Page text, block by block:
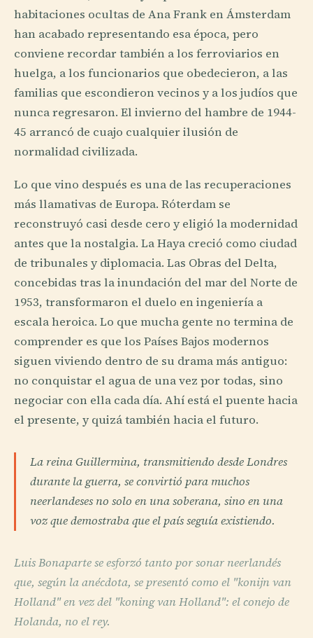
habitaciones ocultas de Ana Frank en Ámsterdam
han acabado representando esa época, pero
conviene recordar también a los ferroviarios en
huelga, a los funcionarios que obedecieron, a las
familias que escondieron vecinos y a los judíos que
nunca regresaron. El invierno del hambre de 1944-
45 arrancó de cuajo cualquier ilusión de
normalidad civilizada.
Lo que vino después es una de las recuperaciones
más llamativas de Europa. Róterdam se
reconstruyó casi desde cero y eligió la modernidad
antes que la nostalgia. La Haya creció como ciudad
de tribunales y diplomacia. Las Obras del Delta,
concebidas tras la inundación del mar del Norte de
1953, transformaron el duelo en ingeniería a
escala heroica. Lo que mucha gente no termina de
comprender es que los Países Bajos modernos
siguen viviendo dentro de su drama más antiguo:
no conquistar el agua de una vez por todas, sino
negociar con ella cada día. Ahí está el puente hacia
el presente, y quizá también hacia el futuro.
La reina Guillermina, transmitiendo desde Londres
durante la guerra, se convirtió para muchos
neerlandeses no solo en una soberana, sino en una
voz que demostraba que el país seguía existiendo.
Luis Bonaparte se esforzó tanto por sonar neerlandés
que, según la anécdota, se presentó como el "konijn van
Holland" en vez del "koning van Holland": el conejo de
Holanda, no el rey.